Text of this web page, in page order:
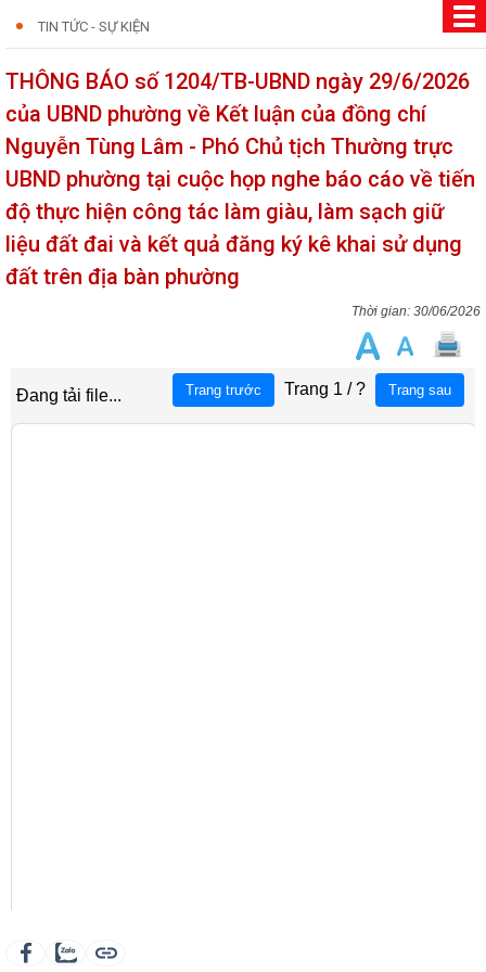
TIN TỨC - SỰ KIỆN
THÔNG BÁO số 1204/TB-UBND ngày 29/6/2026
của UBND phường về Kết luận của đồng chí
Nguyễn Tùng Lâm - Phó Chủ tịch Thường trực
UBND phường tại cuộc họp nghe báo cáo về tiến
độ thực hiện công tác làm giàu, làm sạch giữ
liệu đất đai và kết quả đăng ký kê khai sử dụng
đất trên địa bàn phường
30/06/2026